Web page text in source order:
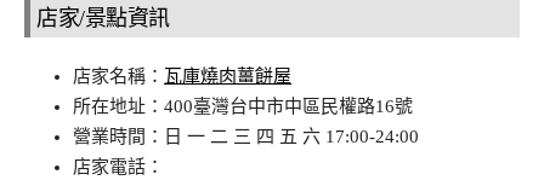
店家/景點資訊
店家名稱： 瓦庫燒肉薑餅屋
所在地址：400臺灣台中市中區民權路16號
營業時間：日 一 二 三 四 五 六 17:00-24:00
店家電話：